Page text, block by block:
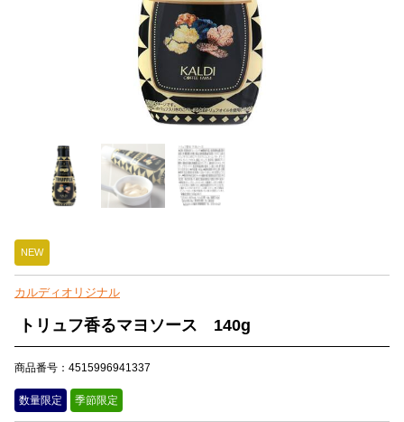
NEW
カルディオリジナル
トリュフ香るマヨソース 140g
商品番号：4515996941337
数量限定 季節限定